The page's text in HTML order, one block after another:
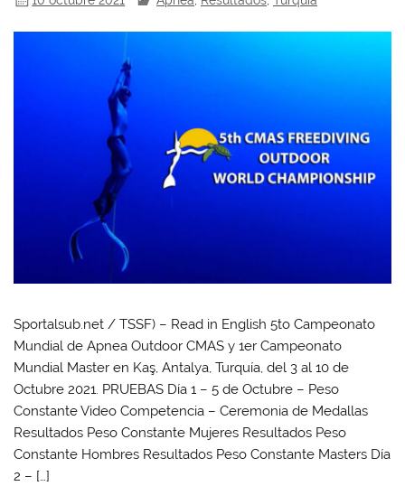
Sportalsub.net / TSSF) – Read in English 5to Campeonato
Mundial de Apnea Outdoor CMAS y 1er Campeonato
Mundial Master en Kaş, Antalya, Turquía, del 3 al 10 de
Octubre 2021. PRUEBAS Día 1 – 5 de Octubre – Peso
Constante Video Competencia – Ceremonia de Medallas
Resultados Peso Constante Mujeres Resultados Peso
Constante Hombres Resultados Peso Constante Masters Día
2 – […]